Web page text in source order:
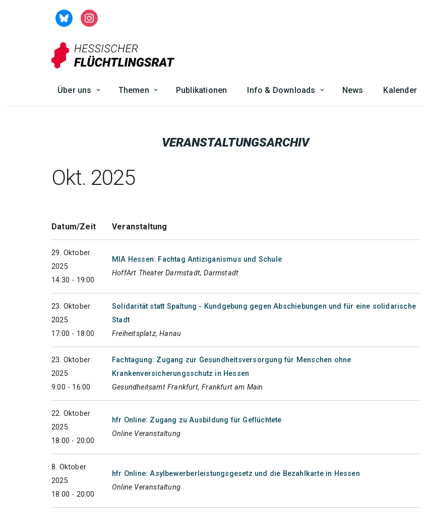
Über uns Themen Publikationen Info & Downloads News Kalender
VERANSTALTUNGSARCHIV
Okt. 2025
Datum/Zeit Veranstaltung
29. Oktober
2025
14:30 - 19:00
MIA Hessen: Fachtag Antiziganismus und Schule
HoffArt Theater Darmstadt, Darmstadt
23. Oktober
2025
17:00 - 18:00
Solidarität statt Spaltung - Kundgebung gegen Abschiebungen und für eine solidarische
Stadt
Freiheitsplatz, Hanau
23. Oktober
2025
9:00 - 16:00
Fachtagung: Zugang zur Gesundheitsversorgung für Menschen ohne
Krankenversicherungsschutz in Hessen
Gesundheitsamt Frankfurt, Frankfurt am Main
22. Oktober
2025
18:00 - 20:00
hfr Online: Zugang zu Ausbildung für Geflüchtete
Online Veranstaltung
8. Oktober
2025
18:00 - 20:00
hfr Online: Asylbewerberleistungsgesetz und die Bezahlkarte in Hessen
Online Veranstaltung